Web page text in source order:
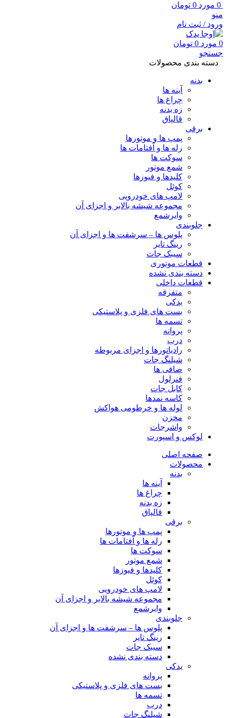
0 مورد 0 تومان
منو
ورود / ثبت نام
0 مورد 0 تومان
جستجو
دسته بندی محصولات
بدنه
آینه ها
چراغ ها
زه بدنه
قالپاق
برقی
پمپ ها و موتورها
رله ها و آفتامات ها
سوکت ها
شمع موتور
کلیدها و فیوزها
کوئل
لامپ های خودرویی
مجموعه شیشه بالابر و اجزای آن
وایرشمع
جلوبندی
پلوس ها – سرشفت ها و اجزای آن
رینگ تایر
سیبک جات
قطعات موتوری
دسته بندی نشده
قطعات داخلی
متفرقه
یدکی
بست های فلزی و پلاستیکی
تسمه ها
پروانه
درب
رادیاتورها و اجزای مربوطه
شیلنگ جات
صافی ها
فنرلول
کابل جات
کاسه نمدها
لوله ها و خرطومی هواکش
مخزن
واشرجات
لوکس و اسپورت
صفحه اصلی
محصولات
بدنه
آینه ها
چراغ ها
زه بدنه
قالپاق
برقی
پمپ ها و موتورها
رله ها و آفتامات ها
سوکت ها
شمع موتور
کلیدها و فیوزها
کوئل
لامپ های خودرویی
مجموعه شیشه بالابر و اجزای آن
وایرشمع
جلوبندی
پلوس ها – سرشفت ها و اجزای آن
رینگ تایر
سیبک جات
دسته بندی نشده
یدکی
پروانه
بست های فلزی و پلاستیکی
تسمه ها
درب
شیلنگ جات